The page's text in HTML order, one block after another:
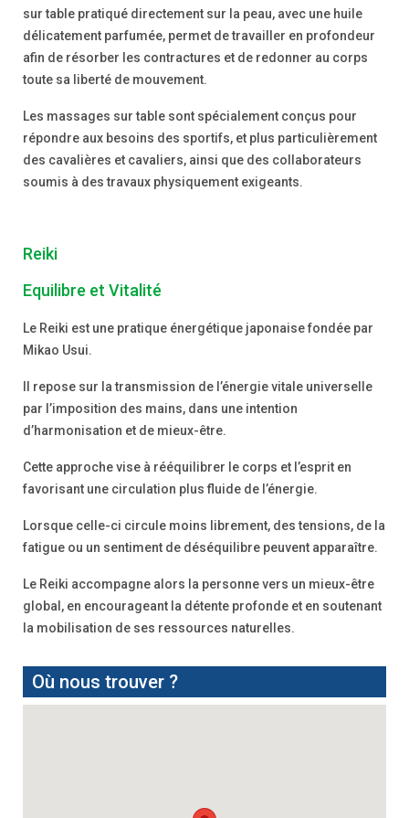
sur table pratiqué directement sur la peau, avec une huile
délicatement parfumée, permet de travailler en profondeur
afin de résorber les contractures et de redonner au corps
toute sa liberté de mouvement.
Les massages sur table sont spécialement conçus pour
répondre aux besoins des sportifs, et plus particulièrement
des cavalières et cavaliers, ainsi que des collaborateurs
soumis à des travaux physiquement exigeants.
Reiki
Equilibre et Vitalité
Le Reiki est une pratique énergétique japonaise fondée par
Mikao Usui.
Il repose sur la transmission de l’énergie vitale universelle
par l’imposition des mains, dans une intention
d’harmonisation et de mieux-être.
Cette approche vise à rééquilibrer le corps et l’esprit en
favorisant une circulation plus fluide de l’énergie.
Lorsque celle-ci circule moins librement, des tensions, de la
fatigue ou un sentiment de déséquilibre peuvent apparaître.
Le Reiki accompagne alors la personne vers un mieux-être
global, en encourageant la détente profonde et en soutenant
la mobilisation de ses ressources naturelles.
Où nous trouver ?